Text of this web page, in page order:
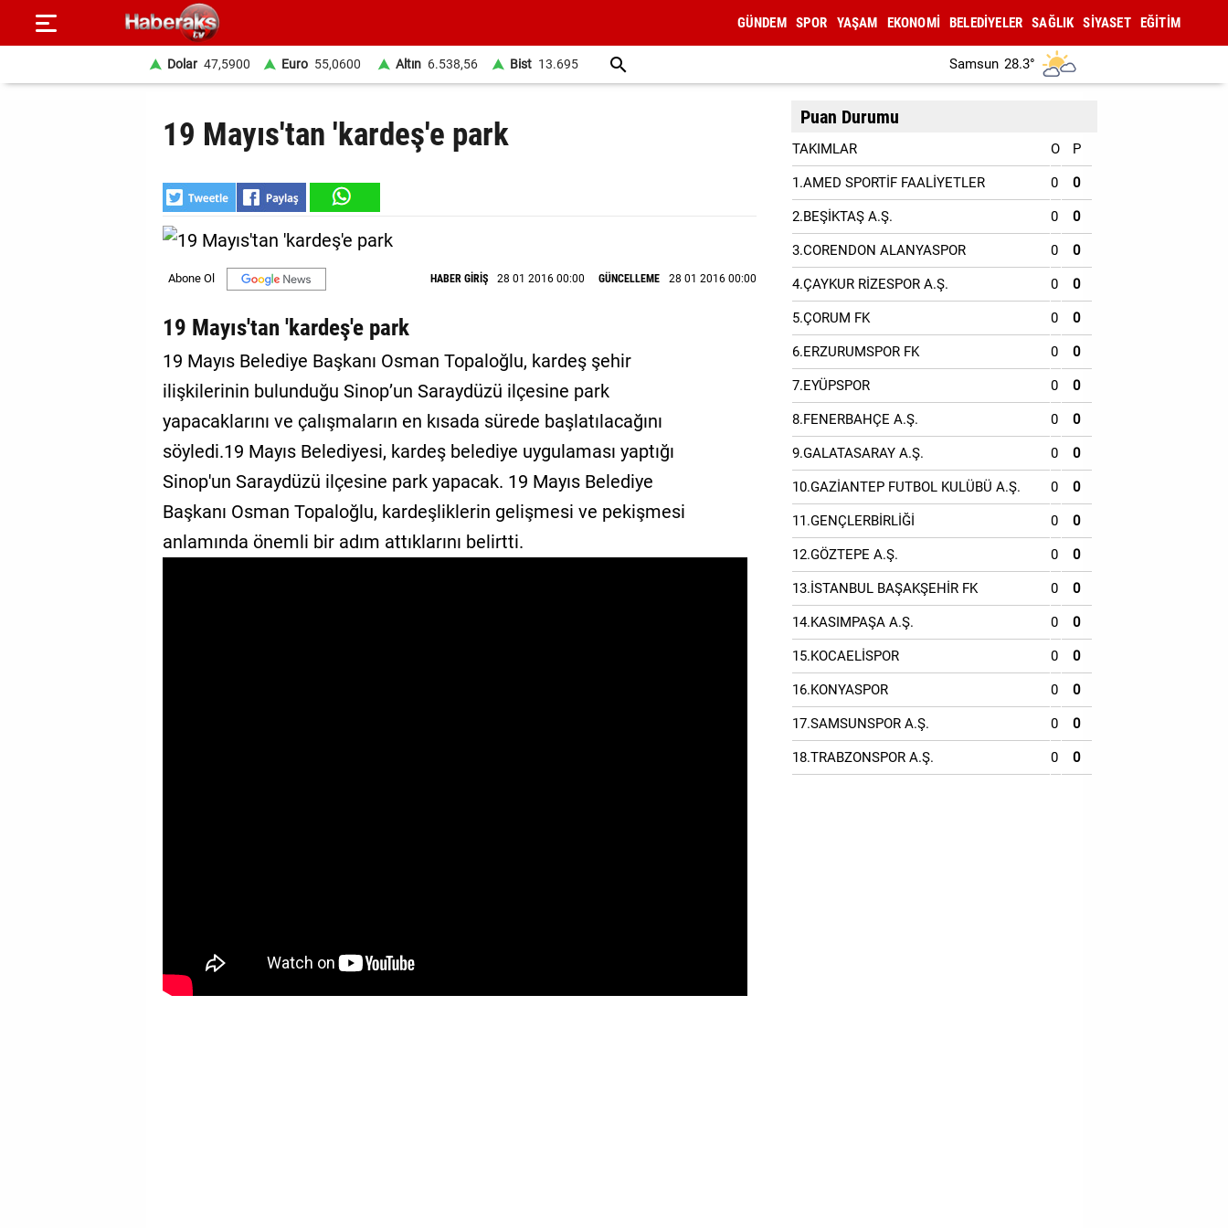
GÜNDEM SPOR YAŞAM EKONOMİ BELEDİYELER SAĞLIK SİYASET EĞİTİM
Dolar 47,5900 Euro 55,0600 Altın 6.538,56 Bist 13.695 Samsun 28.3°
19 Mayıs'tan 'kardeş'e park
HABER GİRİŞ 28 01 2016 00:00 GÜNCELLEME 28 01 2016 00:00
19 Mayıs'tan 'kardeş'e park
19 Mayıs Belediye Başkanı Osman Topaloğlu, kardeş şehir
ilişkilerinin bulunduğu Sinop’un Saraydüzü ilçesine park
yapacaklarını ve çalışmaların en kısada sürede başlatılacağını
söyledi.19 Mayıs Belediyesi, kardeş belediye uygulaması yaptığı
Sinop'un Saraydüzü ilçesine park yapacak. 19 Mayıs Belediye
Başkanı Osman Topaloğlu, kardeşliklerin gelişmesi ve pekişmesi
anlamında önemli bir adım attıklarını belirtti.
Puan Durumu
TAKIMLAR O P
1.AMED SPORTİF FAALİYETLER 0 0
2.BEŞİKTAŞ A.Ş. 0 0
3.CORENDON ALANYASPOR 0 0
4.ÇAYKUR RİZESPOR A.Ş. 0 0
5.ÇORUM FK 0 0
6.ERZURUMSPOR FK 0 0
7.EYÜPSPOR 0 0
8.FENERBAHÇE A.Ş. 0 0
9.GALATASARAY A.Ş. 0 0
10.GAZİANTEP FUTBOL KULÜBÜ A.Ş. 0 0
11.GENÇLERBİRLİĞİ 0 0
12.GÖZTEPE A.Ş. 0 0
13.İSTANBUL BAŞAKŞEHİR FK 0 0
14.KASIMPAŞA A.Ş. 0 0
15.KOCAELİSPOR 0 0
16.KONYASPOR 0 0
17.SAMSUNSPOR A.Ş. 0 0
18.TRABZONSPOR A.Ş. 0 0